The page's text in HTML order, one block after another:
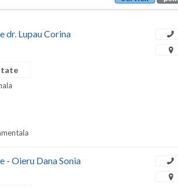
dr. Lupau Corina
- Oieru Dana Sonia